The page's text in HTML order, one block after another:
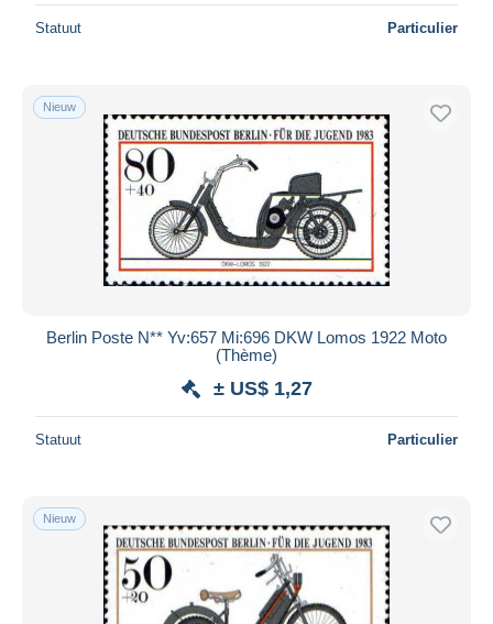
Statuut Particulier
Nieuw
Berlin Poste N** Yv:657 Mi:696 DKW Lomos 1922 Moto
(Thème)
± US$ 1,27
Statuut Particulier
Nieuw